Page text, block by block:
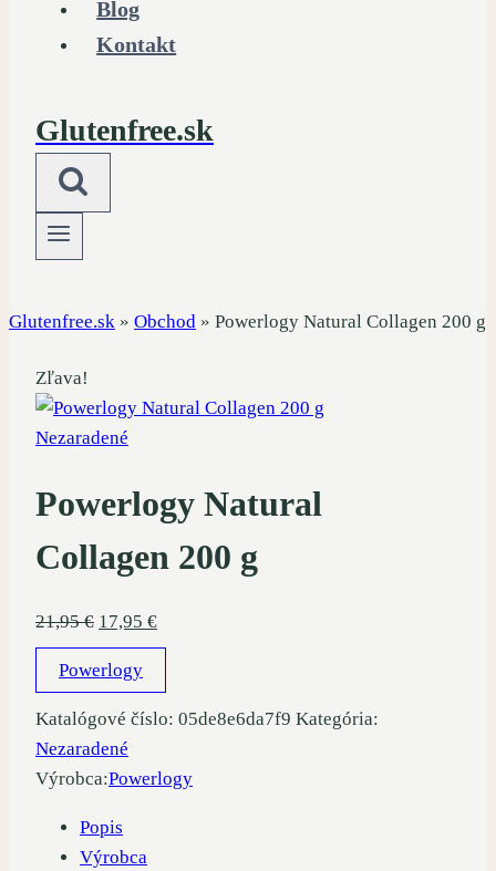
Blog
Kontakt
Glutenfree.sk
Glutenfree.sk » Obchod » Powerlogy Natural Collagen 200 g
Zľava!
Nezaradené
Powerlogy Natural
Collagen 200 g
21,95€ Pôvodná
cena
bola:
21,95 €.
17,95 €Aktuálna
cena
17,95 €.
Powerlogy
Katalógové číslo: 05de8e6da7f9 Kategória:
Nezaradené
Výrobca:Powerlogy
Popis
Výrobca